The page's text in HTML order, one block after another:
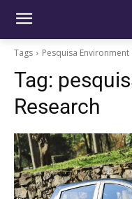
Tags Pesquisa Environment
Tag:
Research